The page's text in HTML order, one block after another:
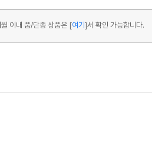
이내 품/단종 상품은 [여기]서 확인 가능합니다.